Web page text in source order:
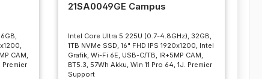
CAM,
Premier
21SA0049GE Campus
Intel Core Ultra 5 225U (0.7-4.8GHz), 32GB,
1TB NVMe SSD, 16" FHD IPS 1920x1200, Intel
Grafik, Wi-Fi 6E, USB-C/TB, IR+5MP CAM,
BT5.3, 57Wh Akku, Win 11 Pro 64, 1J. Premier
Support